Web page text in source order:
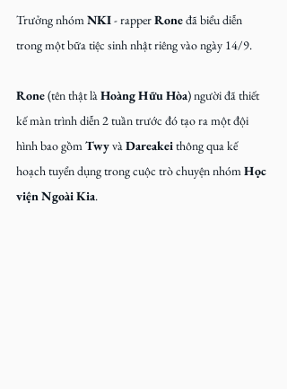
Trưởng nhóm NKI - rapper Rone đã biểu diễn
trong một bữa tiệc sinh nhật riêng vào ngày 14/9.
Rone (tên thật là Hoàng Hữu Hòa) người đã thiết
kế màn trình diễn 2 tuần trước đó tạo ra một đội
hình bao gồm Twy và Dareakei thông qua kế
hoạch tuyển dụng trong cuộc trò chuyện nhóm Học
viện Ngoài Kia.